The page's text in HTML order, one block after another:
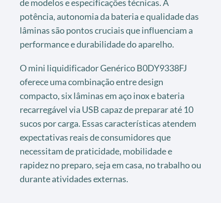
de modelos e especificações técnicas. A
potência, autonomia da bateria e qualidade das
lâminas são pontos cruciais que influenciam a
performance e durabilidade do aparelho.
O mini liquidificador Genérico B0DY9338FJ
oferece uma combinação entre design
compacto, six lâminas em aço inox e bateria
recarregável via USB capaz de preparar até 10
sucos por carga. Essas características atendem
expectativas reais de consumidores que
necessitam de praticidade, mobilidade e
rapidez no preparo, seja em casa, no trabalho ou
durante atividades externas.